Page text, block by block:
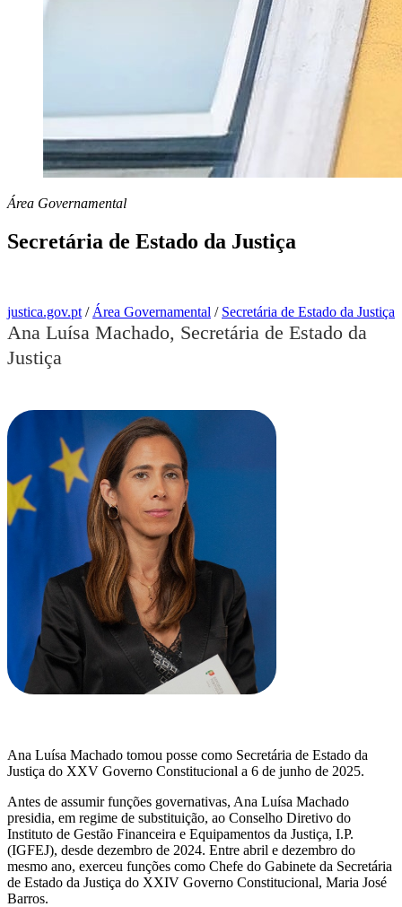
Área Governamental
Secretária de Estado da Justiça
justica.gov.pt / Área Governamental / Secretária de Estado da Justiça
Ana Luísa Machado, Secretária de Estado da
Justiça
Ana Luísa Machado tomou posse como Secretária de Estado da
Justiça do XXV Governo Constitucional a 6 de junho de 2025.
Antes de assumir funções governativas, Ana Luísa Machado
presidia, em regime de substituição, ao Conselho Diretivo do
Instituto de Gestão Financeira e Equipamentos da Justiça, I.P.
(IGFEJ), desde dezembro de 2024. Entre abril e dezembro do
mesmo ano, exerceu funções como Chefe do Gabinete da Secretária
de Estado da Justiça do XXIV Governo Constitucional, Maria José
Barros.